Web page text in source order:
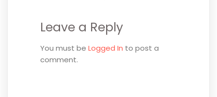
Leave a Reply
You must be Logged In to post a
comment.